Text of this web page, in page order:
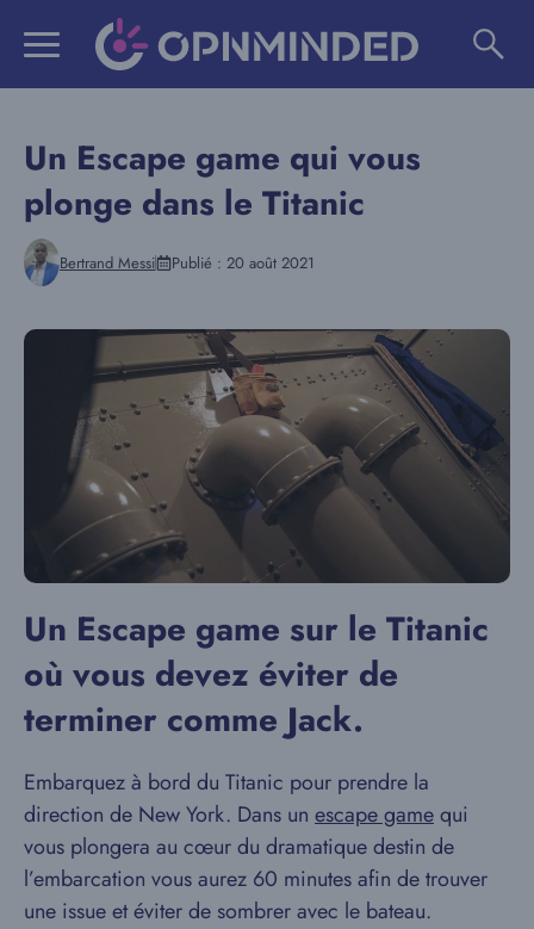
Un Escape game qui vous
plonge dans le Titanic
Bertrand Messi Publié : 20 août 2021
Un Escape game sur le Titanic
où vous devez éviter de
terminer comme Jack.
Embarquez à bord du Titanic pour prendre la
direction de New York. Dans un escape gamequi
vous plongera au cœur du dramatique destin de
l’embarcation vous aurez 60 minutes afin de trouver
une issue et éviter de sombrer avec le bateau.